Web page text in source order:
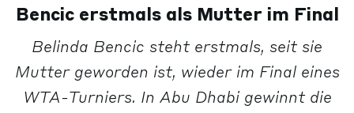
Bencic erstmals als Mutter im Final
Belinda Bencic steht erstmals, seit sie
Mutter geworden ist, wieder im Final eines
WTA-Turniers. In Abu Dhabi gewinnt die